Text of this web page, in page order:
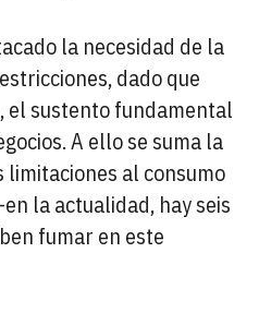
la necesidad de la
dado que
el sustento fundamental
A ello se suma la
al consumo
-en la actualidad, hay seis
fumar en este